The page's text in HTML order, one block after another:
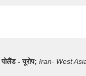
पोलैंड - यूरोप; Iran- West